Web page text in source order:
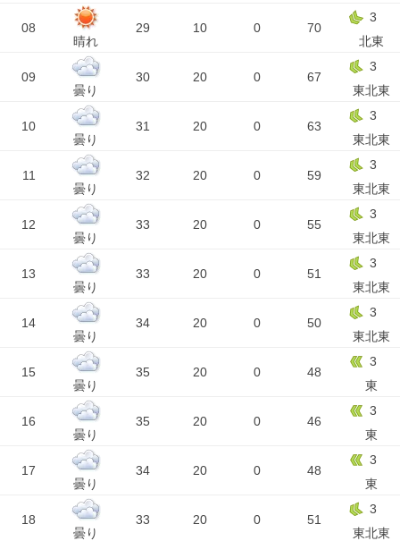
08
晴れ
29 10 0 70
3
北東
09
曇り
30 20 0 67
3
東北東
10
曇り
31 20 0 63
3
東北東
11
曇り
32 20 0 59
3
東北東
12
曇り
33 20 0 55
3
東北東
13
曇り
33 20 0 51
3
東北東
14
曇り
34 20 0 50
3
東北東
15
曇り
35 20 0 48
3
東
16
曇り
35 20 0 46
3
東
17
曇り
34 20 0 48
3
東
18
曇り
33 20 0 51
3
東北東